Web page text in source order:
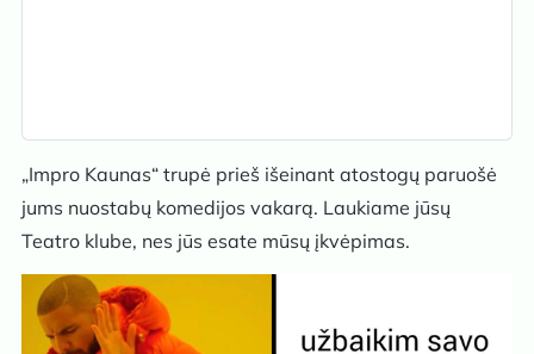
„Impro Kaunas“ trupė prieš išeinant atostogų paruošė
jums nuostabų komedijos vakarą. Laukiame jūsų
Teatro klube, nes jūs esate mūsų įkvėpimas.